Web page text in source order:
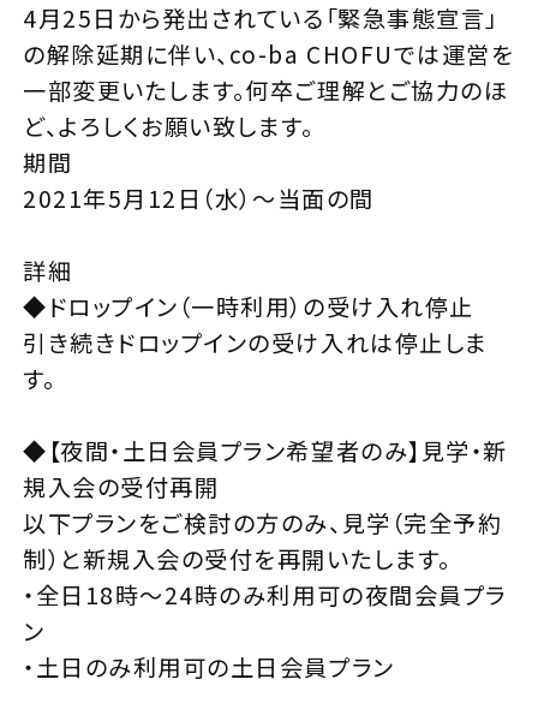
4月25日から発出されている「緊急事態宣言」
の解除延期に伴い、co-ba CHOFUでは運営を
一部変更いたします。何卒ご理解とご協力のほ
ど、よろしくお願い致します。
期間
2021年5月12日（水）～当面の間
詳細
◆ドロップイン（一時利用）の受け入れ停止
引き続きドロップインの受け入れは停止しま
す。
◆【夜間・土日会員プラン希望者のみ】見学・新
規入会の受付再開
以下プランをご検討の方のみ、見学（完全予約
制）と新規入会の受付を再開いたします。
・全日18時～24時のみ利用可の夜間会員プラ
ン
・土日のみ利用可の土日会員プラン